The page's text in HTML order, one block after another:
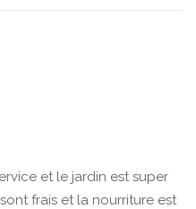
et le jardin est super
frais et la nourriture est